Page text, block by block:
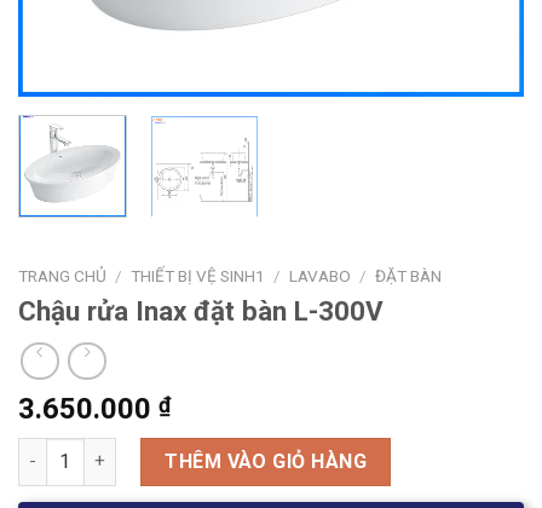
TRANG CHỦ / THIẾT BỊ VỆ SINH1 / LAVABO / ĐẶT BÀN
Chậu rửa Inax đặt bàn L-300V
3.650.000 ₫
Chậu rửa Inax đặt bàn L-300V số lượng
THÊM VÀO GIỎ HÀNG